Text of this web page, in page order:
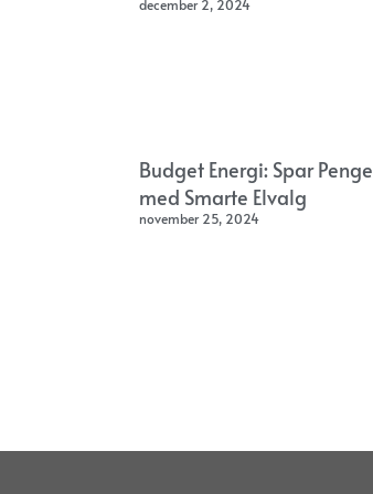
december 2, 2024
Budget Energi: Spar Penge
med Smarte Elvalg
november 25, 2024